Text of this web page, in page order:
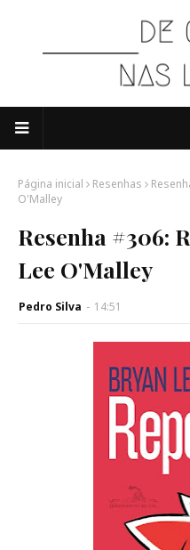
Página inicial Resenhas
O'Malley
Resenha #306:
Lee O'Malley
Pedro Silva - 14:51